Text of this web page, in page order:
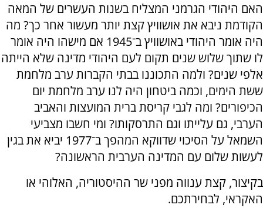
האם היהודי הגרמני המצליח בשנות העשרים של המאה
הקודמת ניבא את אושוויץ קצת יותר מעשור אחר כך? מה
היה אומר היהודי באושוויץ ב־1945 אם מישהו היה אומר
לו שתוך שלוש שנים תקום לעם היהודי מדינה שלא הייתה
אלפי שנים? ולמה התכוננו בבתי הקברות ערב מלחמת
ששת הימים, וכמה ביטחון היה לנו ערב מלחמת יום
הכיפורים? ומה לגבי קריסת ברית המועצות והאביב
הערבי, גם עלייתו וגם התרסקותו? ומי חשבו מצביעי
השמאל על הסיכוי שדווקא המהפך ב־1977 יביא את בגין
לעשות שלום עם המדינה הערבית הראשונה?
בקיצור, קצת ענווה מפני שר ההיסטוריה, האלוהי או
האקראי, לבחירתכם.